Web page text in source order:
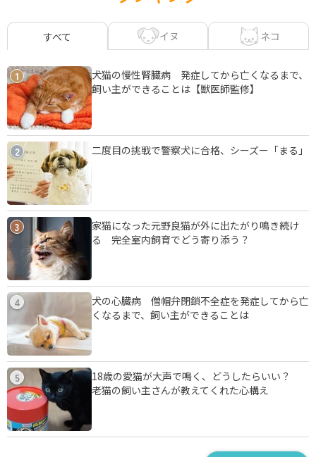
すべて イヌ ネコ
1
犬猫の慢性腎臓病 発症してから亡くなるまで、
飼い主ができることは【獣医師監修】
2 二度目の挑戦で警察犬に合格、シーズー「まる」
3
家猫になった元野良猫が外に出たがり鳴き続け
る 完全室内飼育でどう寄り添う？
4
犬の心臓病 僧帽弁閉鎖不全症を発症してから亡
くなるまで、飼い主ができることは
5
18歳の愛猫が大声で鳴く、どうしたらいい？
老猫の飼い主さんが教えてくれた心構え